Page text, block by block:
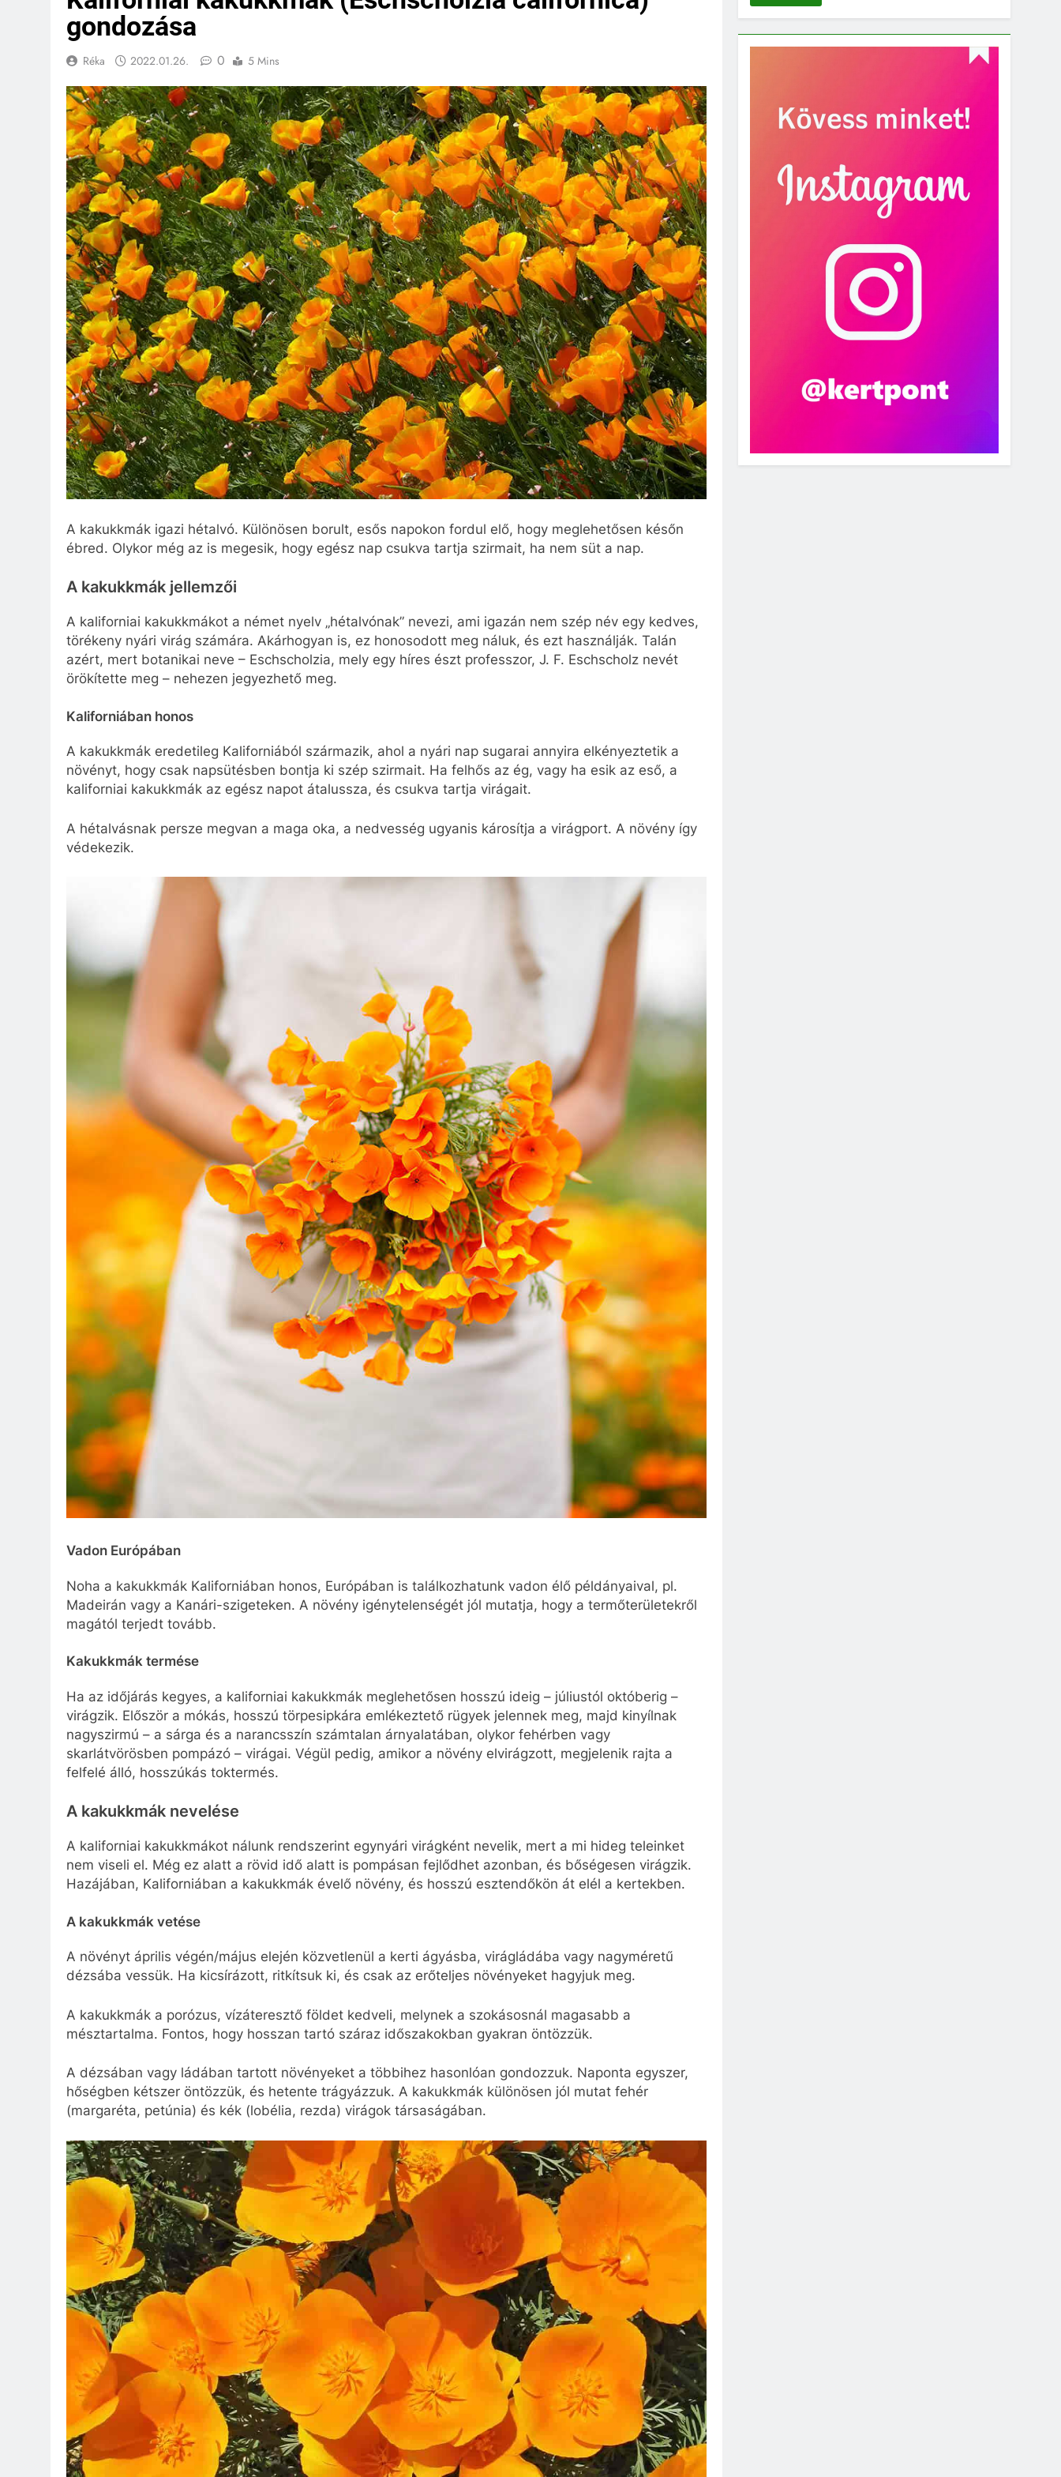
gondozása
Réka 2022.01.26. 0 5 Mins
A kakukkmák igazi hétalvó. Különösen borult, esős napokon fordul elő, hogy meglehetősen későn
ébred. Olykor még az is megesik, hogy egész nap csukva tartja szirmait, ha nem süt a nap.
A kakukkmák jellemzői
A kaliforniai kakukkmákot a német nyelv „hétalvónak” nevezi, ami igazán nem szép név egy kedves,
törékeny nyári virág számára. Akárhogyan is, ez honosodott meg náluk, és ezt használják. Talán
azért, mert botanikai neve – Eschscholzia, mely egy híres észt professzor, J. F. Eschscholz nevét
örökítette meg – nehezen jegyezhető meg.
Kaliforniában honos
A kakukkmák eredetileg Kaliforniából származik, ahol a nyári nap sugarai annyira elkényeztetik a
növényt, hogy csak napsütésben bontja ki szép szirmait. Ha felhős az ég, vagy ha esik az eső, a
kaliforniai kakukkmák az egész napot átalussza, és csukva tartja virágait.
A hétalvásnak persze megvan a maga oka, a nedvesség ugyanis károsítja a virágport. A növény így
védekezik.
Vadon Európában
Noha a kakukkmák Kaliforniában honos, Európában is találkozhatunk vadon élő példányaival, pl.
Madeirán vagy a Kanári-szigeteken. A növény igénytelenségét jól mutatja, hogy a termőterületekről
magától terjedt tovább.
Kakukkmák termése
Ha az időjárás kegyes, a kaliforniai kakukkmák meglehetősen hosszú ideig – júliustól októberig –
virágzik. Először a mókás, hosszú törpesipkára emlékeztető rügyek jelennek meg, majd kinyílnak
nagyszirmú – a sárga és a narancsszín számtalan árnyalatában, olykor fehérben vagy
skarlátvörösben pompázó – virágai. Végül pedig, amikor a növény elvirágzott, megjelenik rajta a
felfelé álló, hosszúkás toktermés.
A kakukkmák nevelése
A kaliforniai kakukkmákot nálunk rendszerint egynyári virágként nevelik, mert a mi hideg teleinket
nem viseli el. Még ez alatt a rövid idő alatt is pompásan fejlődhet azonban, és bőségesen virágzik.
Hazájában, Kaliforniában a kakukkmák évelő növény, és hosszú esztendőkön át elél a kertekben.
A kakukkmák vetése
A növényt április végén/május elején közvetlenül a kerti ágyásba, virágládába vagy nagyméretű
dézsába vessük. Ha kicsírázott, ritkítsuk ki, és csak az erőteljes növényeket hagyjuk meg.
A kakukkmák a porózus, vízáteresztő földet kedveli, melynek a szokásosnál magasabb a
mésztartalma. Fontos, hogy hosszan tartó száraz időszakokban gyakran öntözzük.
A dézsában vagy ládában tartott növényeket a többihez hasonlóan gondozzuk. Naponta egyszer,
hőségben kétszer öntözzük, és hetente trágyázzuk. A kakukkmák különösen jól mutat fehér
(margaréta, petúnia) és kék (lobélia, rezda) virágok társaságában.